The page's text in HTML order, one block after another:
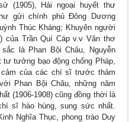
(1905), Hải ngoại huyết thư
gửi chính phủ Đông Dương
Thúc Kháng; Khuyên người
của Trần Quí Cáp v.v Văn thơ
là Phan Bội Châu, Nguyễn
tưởng bạo động chống Pháp,
của các chí sĩ trước thảm
Phan Bội Châu, những năm
(1906-1908) cũng đồng thời là
sĩ hào hùng, sung sức nhất.
Nghĩa Thục, phong trào Duy